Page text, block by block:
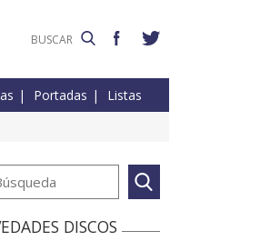
Portadas Listas
DISCOS